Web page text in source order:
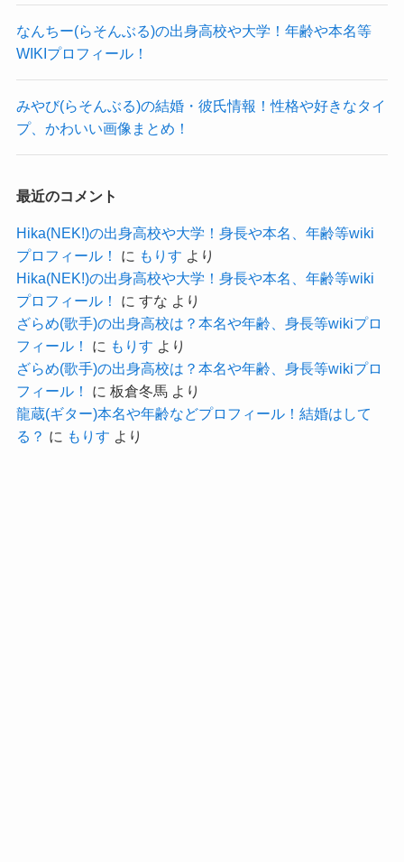
か・・・
学校のホームページによれば
参考：
https://sumanoura.ed.jp/topics/%E6%96%B0%E4%
BD%93%E6%93%8D%E9%83%A8%E3%80%80%
9%88%B4%E6%9C%A8%E8%8F%9C%E5%B7%
B4%EF%BC%881%E5%B9%B4%EF%BC%89%E
5%AE%8C%E5%85%A8%E5%84%AA/
鈴木菜巴の出身中学は？
鈴木菜巴さんの出身中学ですが
なんちー(らそんぶる)の出身高校や大学！年齢や本名等
WIKIプロフィール！
みやび(らそんぶる)の結婚・彼氏情報！性格や好きなタイ
プ、かわいい画像まとめ！
最近のコメント
Hika(NEK!)の出身高校や大学！身長や本名、年齢等wiki
プロフィール！
に もりす より
Hika(NEK!)の出身高校や大学！身長や本名、年齢等wiki
プロフィール！
に すな より
ざらめ(歌手)の出身高校は？本名や年齢、身長等wikiプロ
フィール！
に もりす より
ざらめ(歌手)の出身高校は？本名や年齢、身長等wikiプロ
フィール！
に 板倉冬馬より
龍蔵(ギター)本名や年齢などプロフィール！結婚はして
る？ に もりす より